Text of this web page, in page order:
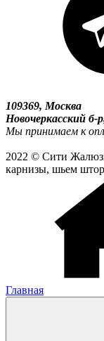
109369, Москва
Новочеркасский б-
Мы принимаем к
2022 © Сити
карнизы, шьем
Главная